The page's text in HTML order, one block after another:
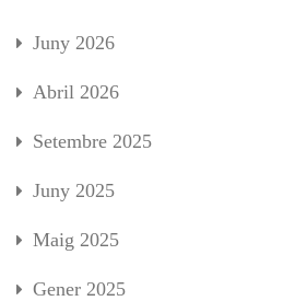
Juny 2026
Abril 2026
Setembre 2025
Juny 2025
Maig 2025
Gener 2025